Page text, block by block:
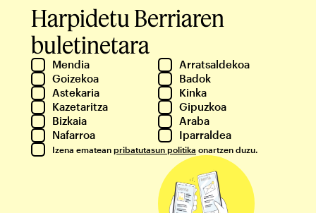
Harpidetu Berriaren
buletinetara
Mendia
Arratsaldekoa
Goizekoa
Badok
Astekaria
Kinka
Kazetaritza
Gipuzkoa
Bizkaia
Araba
Nafarroa
Iparraldea
Izena ematean pribatutasun politika onartzen duzu.